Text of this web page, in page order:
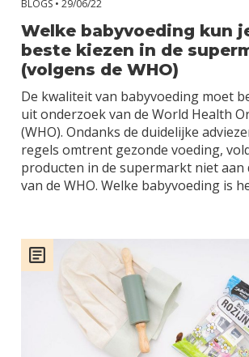
BLOGS • 29/06/22
Welke babyvoeding kun
beste kiezen in de
(volgens de WHO)
De kwaliteit van babyvoeding moet
uit onderzoek van de World Health
(WHO). Ondanks de duidelijke
regels omtrent gezonde voeding,
producten in de supermarkt niet aan
van de WHO. Welke babyvoeding is